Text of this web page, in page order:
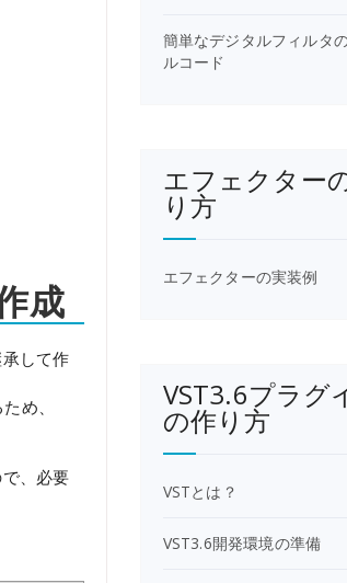
成
して作
め、
、必要
簡単なデジタルフィルタ
ルコード
エフェクター
り方
エフェクターの実装例
VST3.6プラグ
の作り方
VSTとは？
VST3.6開発環境の準備